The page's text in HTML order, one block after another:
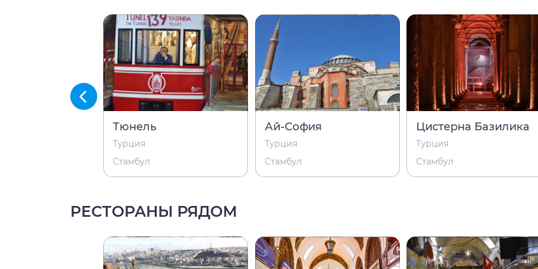
Тюнель
Турция
Стамбул
Ай-София
Турция
Стамбул
Цистерна Базилика
Турция
Стамбул
РЕСТОРАНЫ РЯДОМ